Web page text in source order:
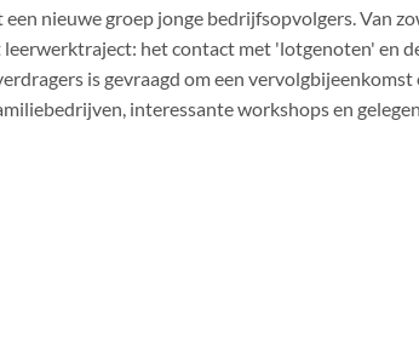
nieuwe groep jonge bedrijfsopvolgers. Van
het contact met 'lotgenoten' en
is gevraagd om een vervolgbijeenkomst
interessante workshops en